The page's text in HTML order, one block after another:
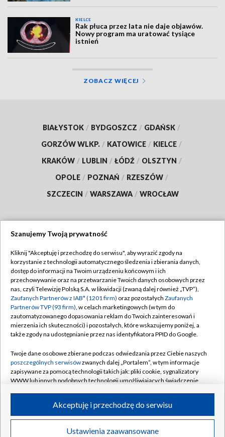
KIELCE
Rak płuca przez lata nie daje objawów.
Nowy program ma uratować tysiące
istnień
ZOBACZ WIĘCEJ
BIAŁYSTOK / BYDGOSZCZ / GDAŃSK /
GORZÓW WLKP. / KATOWICE / KIELCE /
KRAKÓW / LUBLIN / ŁÓDŹ / OLSZTYN /
OPOLE / POZNAŃ / RZESZÓW /
SZCZECIN / WARSZAWA / WROCŁAW
TVP
Abonament TVP
Emisja w TVP
Centrum informacji TVP
Naziemna Telewizja Cyfrowa
Rada Programowa
System NOS
Informacje o nadawcy
Program dla prasy
Regulamin TVP
Polityka prywatności
Moje zgody
Pomoc
Kontakt
Kanały
©2026 Telewizja Polska S.A. w likwidacji
Szanujemy Twoją prywatność
Kliknij "Akceptuję i przechodzę do serwisu", aby wyrazić zgody na
korzystanie z technologii automatycznego śledzenia i zbierania danych,
dostęp do informacji na Twoim urządzeniu końcowym i ich
przechowywanie oraz na przetwarzanie Twoich danych osobowych przez
nas, czyli Telewizję Polską S.A. w likwidacji (zwaną dalej również „TVP”),
Zaufanych Partnerów z IAB* (1201 firm) oraz pozostałych Zaufanych
Partnerów TVP (93 firm), w celach marketingowych (w tym do
zautomatyzowanego dopasowania reklam do Twoich zainteresowań i
mierzenia ich skuteczności) i pozostałych, które wskazujemy poniżej, a
także zgody na udostępnianie przez nas identyfikatora PPID do Google.
Twoje dane osobowe zbierane podczas odwiedzania przez Ciebie naszych
poszczególnych serwisówzwanych dalej „Portalem”, w tym informacje
zapisywane za pomocą technologii takich jak: pliki cookie, sygnalizatory
WWW lub innych podobnych technologii umożliwiających świadczenie
ruchu w Internecie.
Twoje dane osobowe zbierane podczas odwiedzania przez Ciebie
Ustawienia zaawansowane
Akceptuję i przechodzę do serwisu